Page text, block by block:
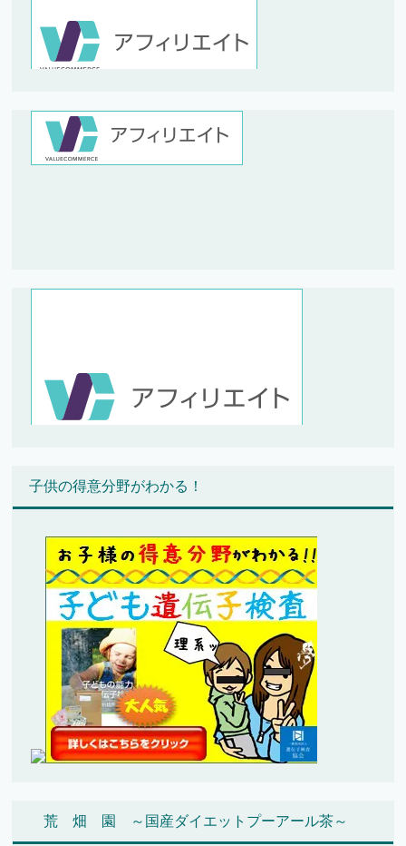
子供の得意分野がわかる！
荒 畑 園 ～国産ダイエットプーアール茶～